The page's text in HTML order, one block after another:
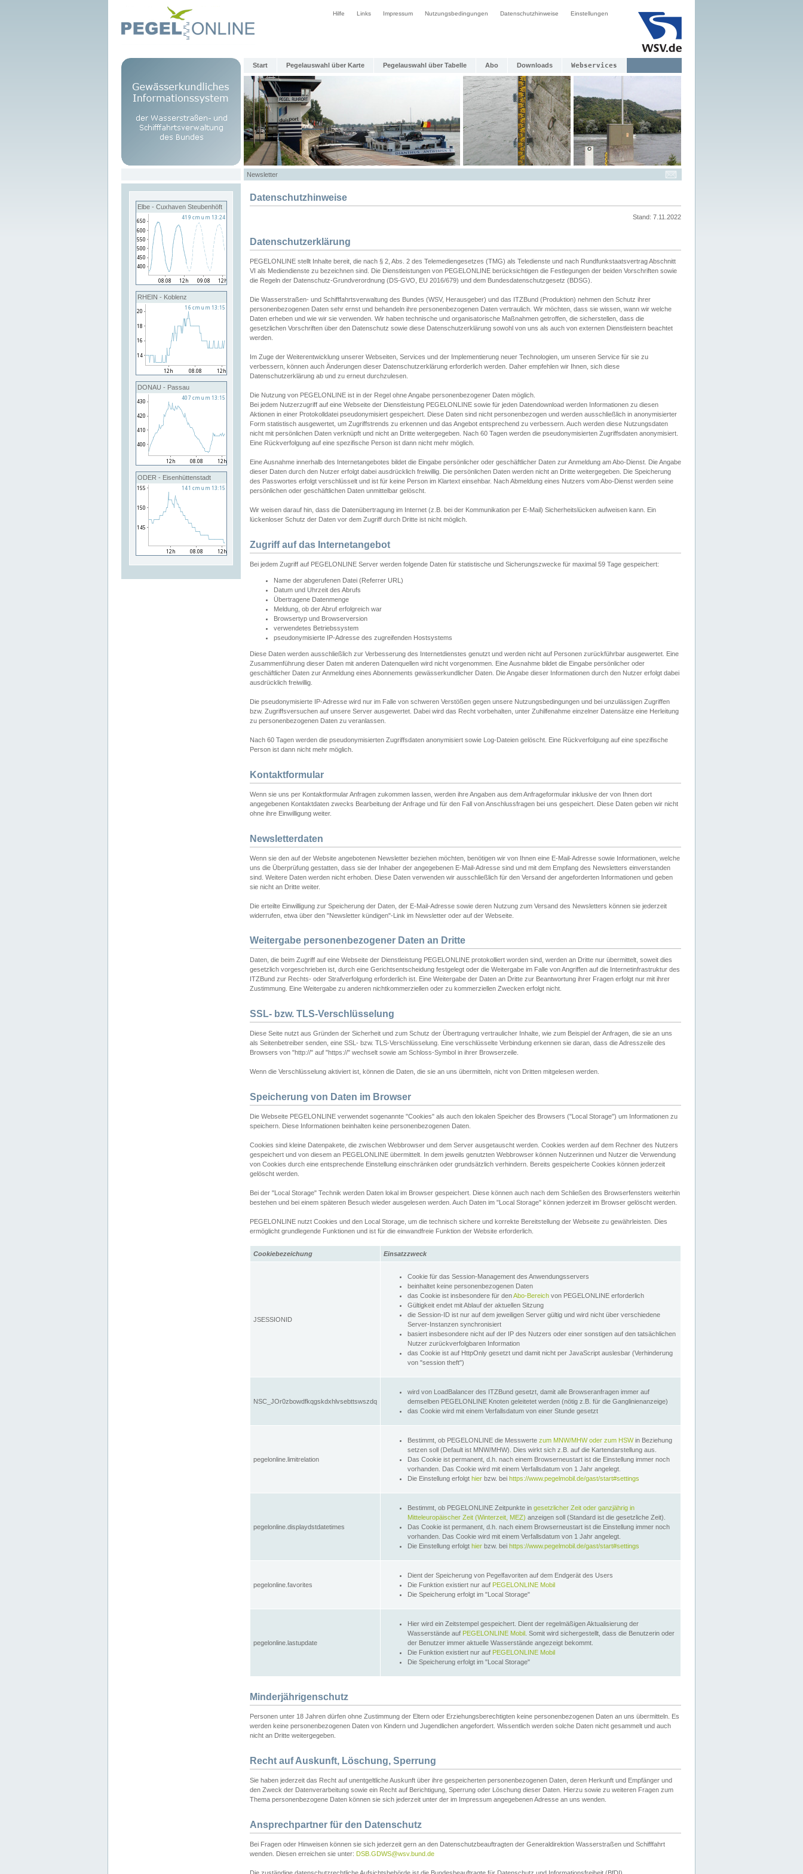
Hilfe Links Impressum Nutzungsbedingungen Datenschutzhinweise Einstellungen
Start Pegelauswahl über Karte Pegelauswahl über Tabelle Abo Downloads Webservices
Newsletter
Elbe - Cuxhaven Steubenhöft
RHEIN - Koblenz
DONAU - Passau
ODER - Eisenhüttenstadt
Datenschutzhinweise
Stand: 7.11.2022
Datenschutzerklärung
PEGELONLINE stellt Inhalte bereit, die nach § 2, Abs. 2 des Telemediengesetzes (TMG) als Teledienste und nach Rundfunkstaatsvertrag Abschnitt
VI als Mediendienste zu bezeichnen sind. Die Dienstleistungen von PEGELONLINE berücksichtigen die Festlegungen der beiden Vorschriften sowie
die Regeln der Datenschutz-Grundverordnung (DS-GVO, EU 2016/679) und dem Bundesdatenschutzgesetz (BDSG).
Die Wasserstraßen- und Schifffahrtsverwaltung des Bundes (WSV, Herausgeber) und das ITZBund (Produktion) nehmen den Schutz ihrer
personenbezogenen Daten sehr ernst und behandeln ihre personenbezogenen Daten vertraulich. Wir möchten, dass sie wissen, wann wir welche
Daten erheben und wie wir sie verwenden. Wir haben technische und organisatorische Maßnahmen getroffen, die sicherstellen, dass die
gesetzlichen Vorschriften über den Datenschutz sowie diese Datenschutzerklärung sowohl von uns als auch von externen Dienstleistern beachtet
werden.
Im Zuge der Weiterentwicklung unserer Webseiten, Services und der Implementierung neuer Technologien, um unseren Service für sie zu
verbessern, können auch Änderungen dieser Datenschutzerklärung erforderlich werden. Daher empfehlen wir Ihnen, sich diese
Datenschutzerklärung ab und zu erneut durchzulesen.
Die Nutzung von PEGELONLINE ist in der Regel ohne Angabe personenbezogener Daten möglich.
Bei jedem Nutzerzugriff auf eine Webseite der Dienstleistung PEGELONLINE sowie für jeden Datendownload werden Informationen zu diesen
Aktionen in einer Protokolldatei pseudonymisiert gespeichert. Diese Daten sind nicht personenbezogen und werden ausschließlich in anonymisierter
Form statistisch ausgewertet, um Zugriffstrends zu erkennen und das Angebot entsprechend zu verbessern. Auch werden diese Nutzungsdaten
nicht mit persönlichen Daten verknüpft und nicht an Dritte weitergegeben. Nach 60 Tagen werden die pseudonymisierten Zugriffsdaten anonymisiert.
Eine Rückverfolgung auf eine spezifische Person ist dann nicht mehr möglich.
Eine Ausnahme innerhalb des Internetangebotes bildet die Eingabe persönlicher oder geschäftlicher Daten zur Anmeldung am Abo-Dienst. Die Angabe
dieser Daten durch den Nutzer erfolgt dabei ausdrücklich freiwillig. Die persönlichen Daten werden nicht an Dritte weitergegeben. Die Speicherung
des Passwortes erfolgt verschlüsselt und ist für keine Person im Klartext einsehbar. Nach Abmeldung eines Nutzers vom Abo-Dienst werden seine
persönlichen oder geschäftlichen Daten unmittelbar gelöscht.
Wir weisen darauf hin, dass die Datenübertragung im Internet (z.B. bei der Kommunikation per E-Mail) Sicherheitslücken aufweisen kann. Ein
lückenloser Schutz der Daten vor dem Zugriff durch Dritte ist nicht möglich.
Zugriff auf das Internetangebot
Bei jedem Zugriff auf PEGELONLINE Server werden folgende Daten für statistische und Sicherungszwecke für maximal 59 Tage gespeichert:
Name der abgerufenen Datei (Referrer URL)
Datum und Uhrzeit des Abrufs
Übertragene Datenmenge
Meldung, ob der Abruf erfolgreich war
Browsertyp und Browserversion
verwendetes Betriebssystem
pseudonymisierte IP-Adresse des zugreifenden Hostsystems
Diese Daten werden ausschließlich zur Verbesserung des Internetdienstes genutzt und werden nicht auf Personen zurückführbar ausgewertet. Eine
Zusammenführung dieser Daten mit anderen Datenquellen wird nicht vorgenommen. Eine Ausnahme bildet die Eingabe persönlicher oder
geschäftlicher Daten zur Anmeldung eines Abonnements gewässerkundlicher Daten. Die Angabe dieser Informationen durch den Nutzer erfolgt dabei
ausdrücklich freiwillig.
Die pseudonymisierte IP-Adresse wird nur im Falle von schweren Verstößen gegen unsere Nutzungsbedingungen und bei unzulässigen Zugriffen
bzw. Zugriffsversuchen auf unsere Server ausgewertet. Dabei wird das Recht vorbehalten, unter Zuhilfenahme einzelner Datensätze eine Herleitung
zu personenbezogenen Daten zu veranlassen.
Nach 60 Tagen werden die pseudonymisierten Zugriffsdaten anonymisiert sowie Log-Dateien gelöscht. Eine Rückverfolgung auf eine spezifische
Person ist dann nicht mehr möglich.
Kontaktformular
Wenn sie uns per Kontaktformular Anfragen zukommen lassen, werden ihre Angaben aus dem Anfrageformular inklusive der von Ihnen dort
angegebenen Kontaktdaten zwecks Bearbeitung der Anfrage und für den Fall von Anschlussfragen bei uns gespeichert. Diese Daten geben wir nicht
ohne ihre Einwilligung weiter.
Newsletterdaten
Wenn sie den auf der Website angebotenen Newsletter beziehen möchten, benötigen wir von Ihnen eine E-Mail-Adresse sowie Informationen, welche
uns die Überprüfung gestatten, dass sie der Inhaber der angegebenen E-Mail-Adresse sind und mit dem Empfang des Newsletters einverstanden
sind. Weitere Daten werden nicht erhoben. Diese Daten verwenden wir ausschließlich für den Versand der angeforderten Informationen und geben
sie nicht an Dritte weiter.
Die erteilte Einwilligung zur Speicherung der Daten, der E-Mail-Adresse sowie deren Nutzung zum Versand des Newsletters können sie jederzeit
widerrufen, etwa über den "Newsletter kündigen"-Link im Newsletter oder auf der Webseite.
Weitergabe personenbezogener Daten an Dritte
Daten, die beim Zugriff auf eine Webseite der Dienstleistung PEGELONLINE protokolliert worden sind, werden an Dritte nur übermittelt, soweit dies
gesetzlich vorgeschrieben ist, durch eine Gerichtsentscheidung festgelegt oder die Weitergabe im Falle von Angriffen auf die Internetinfrastruktur des
ITZBund zur Rechts- oder Strafverfolgung erforderlich ist. Eine Weitergabe der Daten an Dritte zur Beantwortung ihrer Fragen erfolgt nur mit ihrer
Zustimmung. Eine Weitergabe zu anderen nichtkommerziellen oder zu kommerziellen Zwecken erfolgt nicht.
SSL- bzw. TLS-Verschlüsselung
Diese Seite nutzt aus Gründen der Sicherheit und zum Schutz der Übertragung vertraulicher Inhalte, wie zum Beispiel der Anfragen, die sie an uns
als Seitenbetreiber senden, eine SSL- bzw. TLS-Verschlüsselung. Eine verschlüsselte Verbindung erkennen sie daran, dass die Adresszeile des
Browsers von "http://" auf "https://" wechselt sowie am Schloss-Symbol in ihrer Browserzeile.
Wenn die Verschlüsselung aktiviert ist, können die Daten, die sie an uns übermitteln, nicht von Dritten mitgelesen werden.
Speicherung von Daten im Browser
Die Webseite PEGELONLINE verwendet sogenannte "Cookies" als auch den lokalen Speicher des Browsers ("Local Storage") um Informationen zu
speichern. Diese Informationen beinhalten keine personenbezogenen Daten.
Cookies sind kleine Datenpakete, die zwischen Webbrowser und dem Server ausgetauscht werden. Cookies werden auf dem Rechner des Nutzers
gespeichert und von diesem an PEGELONLINE übermittelt. In dem jeweils genutzten Webbrowser können Nutzerinnen und Nutzer die Verwendung
von Cookies durch eine entsprechende Einstellung einschränken oder grundsätzlich verhindern. Bereits gespeicherte Cookies können jederzeit
gelöscht werden.
Bei der "Local Storage" Technik werden Daten lokal im Browser gespeichert. Diese können auch nach dem Schließen des Browserfensters weiterhin
bestehen und bei einem späteren Besuch wieder ausgelesen werden. Auch Daten im "Local Storage" können jederzeit im Browser gelöscht werden.
PEGELONLINE nutzt Cookies und den Local Storage, um die technisch sichere und korrekte Bereitstellung der Webseite zu gewährleisten. Dies
ermöglicht grundlegende Funktionen und ist für die einwandfreie Funktion der Website erforderlich.
Cookiebezeichung Einsatzzweck
JSESSIONID
Cookie für das Session-Management des Anwendungsservers
beinhaltet keine personenbezogenen Daten
das Cookie ist insbesondere für denAbo-Bereich von PEGELONLINE erforderlich
Gültigkeit endet mit Ablauf der aktuellen Sitzung
die Session-ID ist nur auf dem jeweiligen Server gültig und wird nicht über verschiedene
Server-Instanzen synchronisiert
basiert insbesondere nicht auf der IP des Nutzers oder einer sonstigen auf den tatsächlichen
Nutzer zurückverfolgbaren Information
das Cookie ist auf HttpOnly gesetzt und damit nicht per JavaScript auslesbar (Verhinderung
von "session theft")
NSC_JOr0zbowdfkqgskdxhlvsebttswszdq
wird von LoadBalancer des ITZBund gesetzt, damit alle Browseranfragen immer auf
demselben PEGELONLINE Knoten geleitetet werden (nötig z.B. für die Ganglinienanzeige)
das Cookie wird mit einem Verfallsdatum von einer Stunde gesetzt
pegelonline.limitrelation
Bestimmt, ob PEGELONLINE die Messwerte zum MNW/MHW oder zum HSWin Beziehung
setzen soll (Default ist MNW/MHW). Dies wirkt sich z.B. auf die Kartendarstellung aus.
Das Cookie ist permanent, d.h. nach einem Browserneustart ist die Einstellung immer noch
vorhanden. Das Cookie wird mit einem Verfallsdatum von 1 Jahr angelegt.
Die Einstellung erfolgt hier bzw. bei https://www.pegelmobil.de/gast/start#settings
pegelonline.displaydstdatetimes
Bestimmt, ob PEGELONLINE Zeitpunkte in gesetzlicher Zeit oder ganzjährig in
Mitteleuropäischer Zeit (Winterzeit, MEZ) anzeigen soll (Standard ist die gesetzliche Zeit).
Das Cookie ist permanent, d.h. nach einem Browserneustart ist die Einstellung immer noch
vorhanden. Das Cookie wird mit einem Verfallsdatum von 1 Jahr angelegt.
Die Einstellung erfolgt hier bzw. bei https://www.pegelmobil.de/gast/start#settings
pegelonline.favorites
Dient der Speicherung von Pegelfavoriten auf dem Endgerät des Users
Die Funktion existiert nur auf PEGELONLINE Mobil
Die Speicherung erfolgt im "Local Storage"
pegelonline.lastupdate
Hier wird ein Zeitstempel gespeichert. Dient der regelmäßigen Aktualisierung der
Wasserstände auf PEGELONLINE Mobil . Somit wird sichergestellt, dass die Benutzerin oder
der Benutzer immer aktuelle Wasserstände angezeigt bekommt.
Die Funktion existiert nur auf PEGELONLINE Mobil
Die Speicherung erfolgt im "Local Storage"
Minderjährigenschutz
Personen unter 18 Jahren dürfen ohne Zustimmung der Eltern oder Erziehungsberechtigten keine personenbezogenen Daten an uns übermitteln. Es
werden keine personenbezogenen Daten von Kindern und Jugendlichen angefordert. Wissentlich werden solche Daten nicht gesammelt und auch
nicht an Dritte weitergegeben.
Recht auf Auskunft, Löschung, Sperrung
Sie haben jederzeit das Recht auf unentgeltliche Auskunft über ihre gespeicherten personenbezogenen Daten, deren Herkunft und Empfänger und
den Zweck der Datenverarbeitung sowie ein Recht auf Berichtigung, Sperrung oder Löschung dieser Daten. Hierzu sowie zu weiteren Fragen zum
Thema personenbezogene Daten können sie sich jederzeit unter der im Impressum angegebenen Adresse an uns wenden.
Ansprechpartner für den Datenschutz
Bei Fragen oder Hinweisen können sie sich jederzeit gern an den Datenschutzbeauftragten der Generaldirektion Wasserstraßen und Schifffahrt
wenden. Diesen erreichen sie unter: DSB.GDWS@wsv.bund.de